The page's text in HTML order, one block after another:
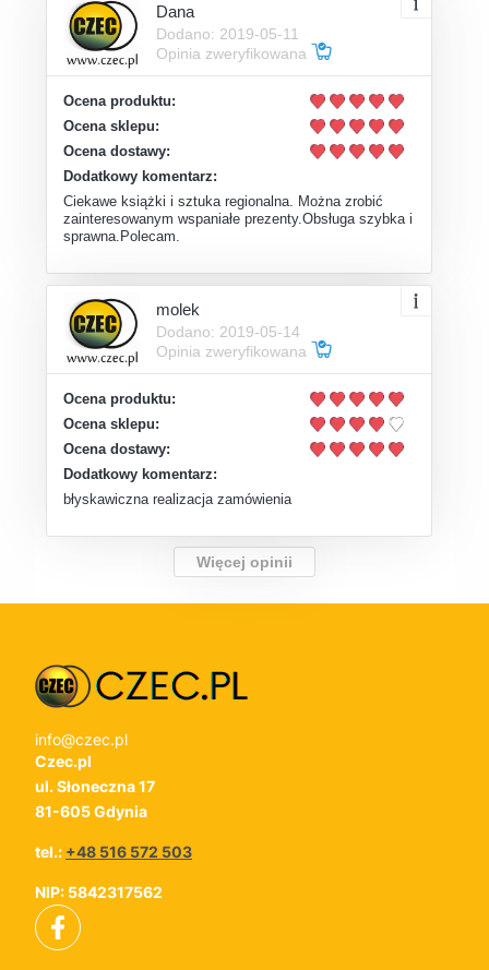
Dana
Dodano: 2019-05-11
Opinia zweryfikowana
Ocena produktu:
Ocena sklepu:
Ocena dostawy:
Dodatkowy komentarz:
Ciekawe książki i sztuka regionalna. Można zrobić
zainteresowanym wspaniałe prezenty.Obsługa szybka i
sprawna.Polecam.
molek
Dodano: 2019-05-14
Opinia zweryfikowana
Ocena produktu:
Ocena sklepu:
Ocena dostawy:
Dodatkowy komentarz:
błyskawiczna realizacja zamówienia
Więcej opinii
info@czec.pl
Czec.pl
ul. Słoneczna 17
81-605 Gdynia
tel.: +48 516 572 503
NIP: 5842317562